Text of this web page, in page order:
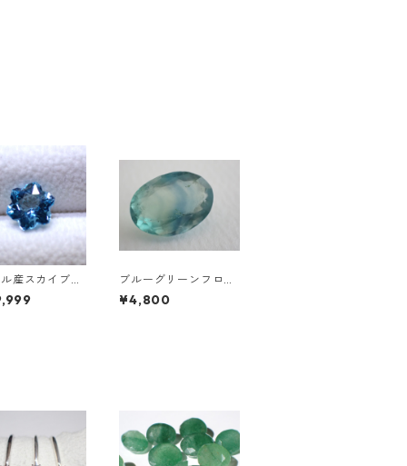
産スカイブル
ズ スノーフレ
トルース 1.5c
ブルーグリーンフロー
ライト オーバルカット
ルース 10.2ct 15.4mm
¥4,800